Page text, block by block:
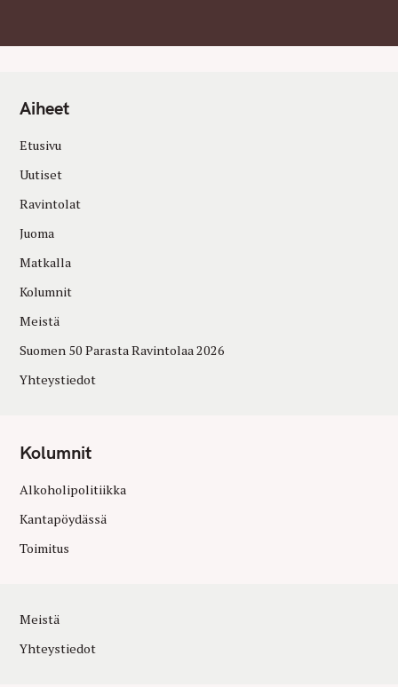
Aiheet
Etusivu
Uutiset
Ravintolat
Juoma
Matkalla
Kolumnit
Meistä
Suomen 50 Parasta Ravintolaa 2026
Yhteystiedot
Kolumnit
Alkoholipolitiikka
Kantapöydässä
Toimitus
Meistä
Yhteystiedot